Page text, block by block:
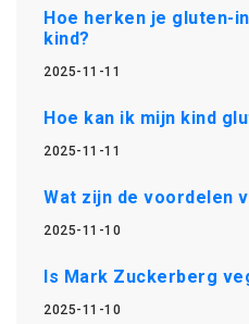
Hoe herken je gluten-
kind?
2025-11-11
Hoe kan ik mijn kind
2025-11-11
Wat zijn de voordelen
2025-11-10
Is Mark Zuckerberg
2025-11-10